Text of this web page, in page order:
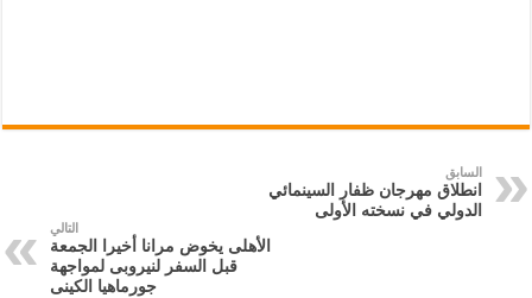
السابق
انطلاق مهرجان ظفار السينمائي
الدولي في نسخته الأولى
التالي
الأهلى يخوض مرانا أخيرا الجمعة
قبل السفر لنيروبى لمواجهة
جورماهيا الكينى